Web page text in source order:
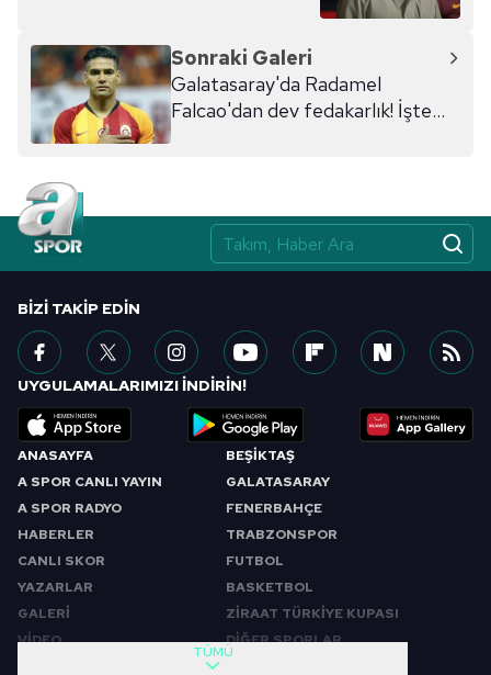
Sonraki Galeri
Galatasaray'da Radamel
Falcao'dan dev fedakarlık! İşte
ANASAYFA
A SPOR CANLI YAYIN
A SPOR RADYO
HABERLER
CANLI SKOR
YAZARLAR
GALERİ
VİDEO
BEŞİKTAŞ
GALATASARAY
FENERBAHÇE
TRABZONSPOR
FUTBOL
BASKETBOL
ZİRAAT TÜRKİYE KUPASI
DİĞER SPORLAR
TÜMÜ
BIZI TAKIP EDIN
UYGULAMALARIMIZI İNDİRİN!